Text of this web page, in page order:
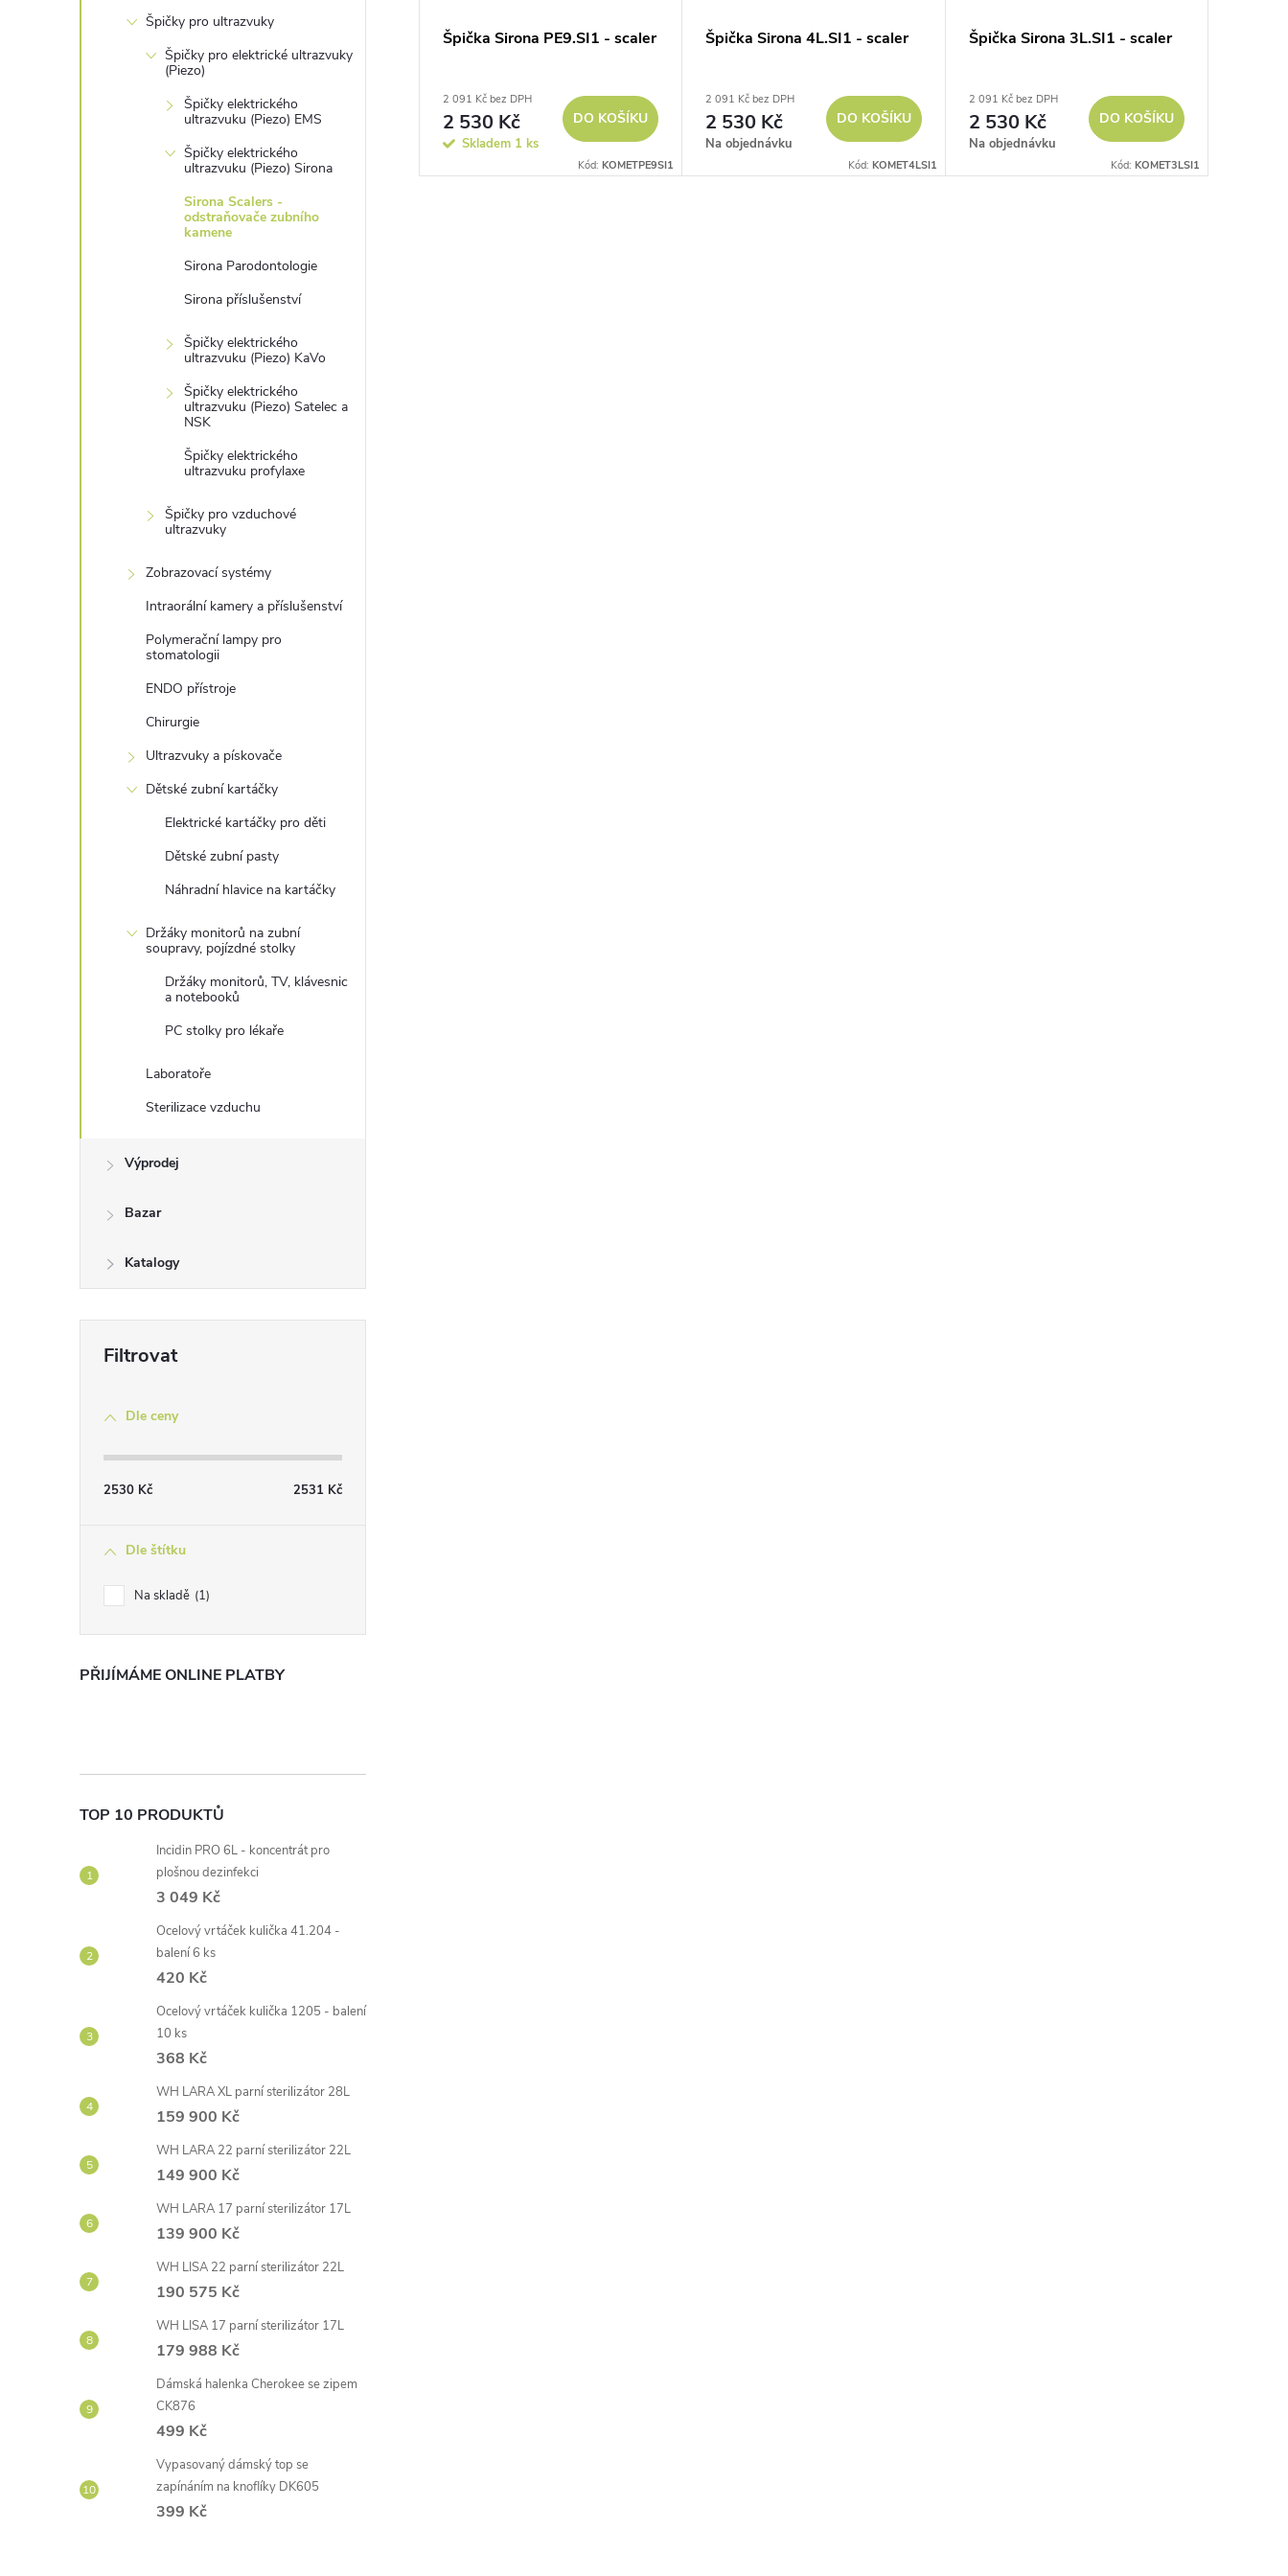
Špičky pro ultrazvuky
Špičky pro elektrické ultrazvuky
(Piezo)
Špičky elektrického
ultrazvuku (Piezo) EMS
Špičky elektrického
ultrazvuku (Piezo) Sirona
Sirona Scalers -
odstraňovače zubního
kamene
Sirona Parodontologie
Sirona příslušenství
Špičky elektrického
ultrazvuku (Piezo) KaVo
Špičky elektrického
ultrazvuku (Piezo) Satelec a
NSK
Špičky elektrického
ultrazvuku profylaxe
Špičky pro vzduchové
ultrazvuky
Zobrazovací systémy
Intraorální kamery a příslušenství
Polymerační lampy pro
stomatologii
ENDO přístroje
Chirurgie
Ultrazvuky a pískovače
Dětské zubní kartáčky
Elektrické kartáčky pro děti
Dětské zubní pasty
Náhradní hlavice na kartáčky
Držáky monitorů na zubní
soupravy, pojízdné stolky
Držáky monitorů, TV, klávesnic
a notebooků
PC stolky pro lékaře
Laboratoře
Sterilizace vzduchu
Výprodej
Bazar
Katalogy
Dle ceny
2530 Kč 2531 Kč
Dle štítku
Na skladě 1
PŘIJÍMÁME ONLINE PLATBY
TOP 10 PRODUKTŮ
Incidin PRO 6L - koncentrát pro
plošnou dezinfekci
3 049 Kč
Ocelový vrtáček kulička 41.204 -
balení 6 ks
420 Kč
Ocelový vrtáček kulička 1205 - balení
10 ks
368 Kč
WH LARA XL parní sterilizátor 28L
159 900 Kč
WH LARA 22 parní sterilizátor 22L
149 900 Kč
WH LARA 17 parní sterilizátor 17L
139 900 Kč
WH LISA 22 parní sterilizátor 22L
190 575 Kč
WH LISA 17 parní sterilizátor 17L
179 988 Kč
Dámská halenka Cherokee se zipem
CK876
499 Kč
Vypasovaný dámský top se
zapínáním na knoflíky DK605
399 Kč
u
d
Špička Sirona PE9.SI1 - scaler
2 091 Kč bez DPH
2 530 Kč
Skladem 1 ks
DO KOŠÍKU
Kód:KOMETPE9SI1
Špička Sirona 4L.SI1 - scaler
2 091 Kč bez DPH
2 530 Kč
Na objednávku
DO KOŠÍKU
Kód: KOMET4LSI1
Špička Sirona 3L.SI1 - scaler
2 091 Kč bez DPH
2 530 Kč
Na objednávku
DO KOŠÍKU
Kód: KOMET3LSI1